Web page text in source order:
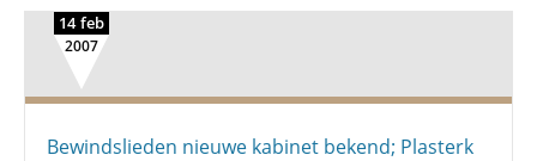
14 feb
2007
Bewindslieden nieuwe kabinet bekend; Plasterk